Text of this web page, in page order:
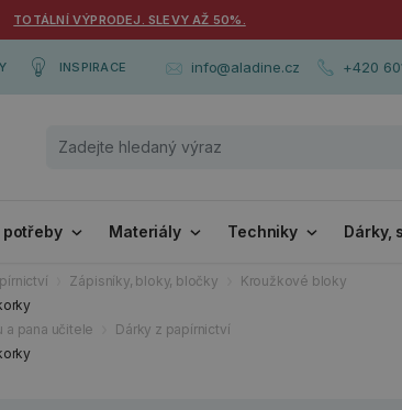
TOTÁLNÍ VÝPRODEJ. SLEVY AŽ 50%.
INSPIRACE info@aladine.cz +420
Materiály Techniky Dárky,
Zápisníky, bloky, bločky
Kroužkové bloky
a pana učitele
Dárky z papírnictví